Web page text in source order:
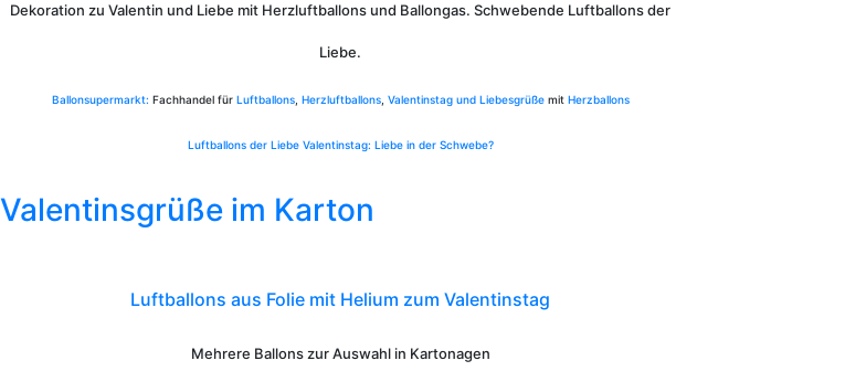
Dekoration zu Valentin und Liebe mit Herzluftballons und Ballongas. Schwebende Luftballons der
Liebe.
Ballonsupermarkt: Fachhandel für Luftballons, Herzluftballons, Valentinstag und Liebesgrüßemit Herzballons
Luftballons der Liebe Valentinstag: Liebe in der Schwebe?
Valentinsgrüße im Karton
Luftballons aus Folie mit Helium zum Valentinstag
Mehrere Ballons zur Auswahl in Kartonagen